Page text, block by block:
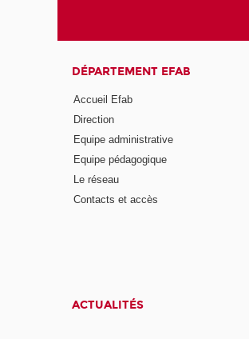
DÉPARTEMENT EFAB
Accueil Efab
Direction
Equipe administrative
Equipe pédagogique
Le réseau
Contacts et accès
ACTUALITÉS